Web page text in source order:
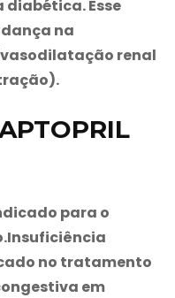
Esse
na
renal
para o
Insuficiência
no tratamento
em